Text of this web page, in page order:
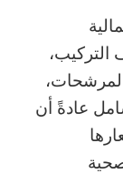
التركيب،
عادةً أن